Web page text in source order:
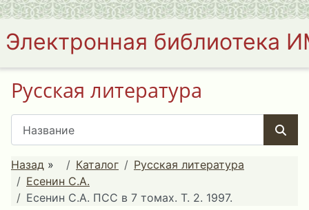
Электронная библиотека
Русская литература
Назад » Каталог
Русская литература
Есенин С.А.
Есенин С.А. ПСС в 7 томах. Т. 2. 1997.